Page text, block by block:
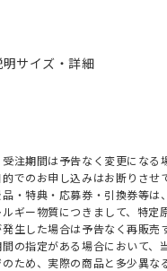
サイズ・詳細
注期間は予告なく変更になる
でのお申し込みはお断りさせ
・特典・応募券・引換券等は
ギー物質につきまして、特定
生した場合は予告なく再販売
の指定がある場合において、
ため、実際の商品と多少異な